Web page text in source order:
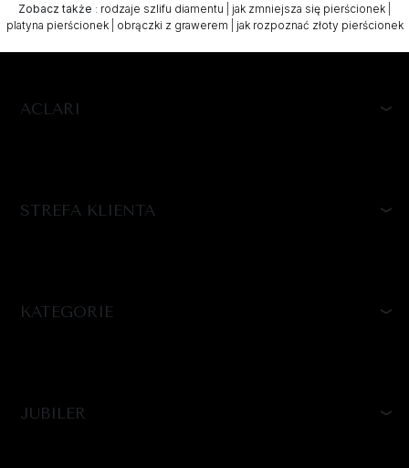
Zobacz także : rodzaje szlifu diamentu jak zmniejsza się pierścionek
platyna pierścionek| obrączki z grawerem jak rozpoznać złoty pierścionek
ACLARI
STREFA KLIENTA
KATEGORIE
JUBILER